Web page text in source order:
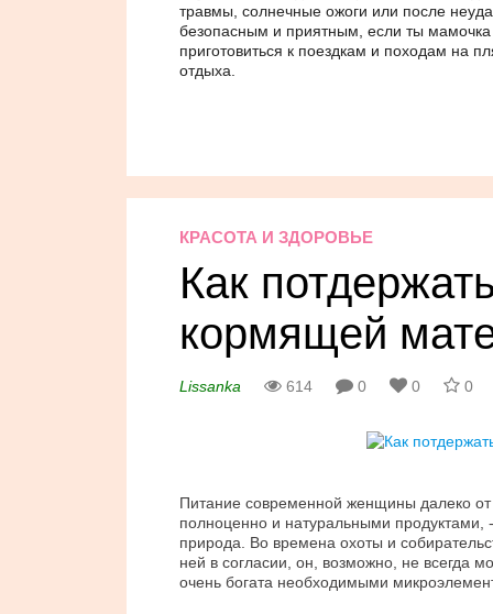
травмы, солнечные ожоги или после
безопасным и приятным, если ты мамочка
приготовиться к поездкам и походам на
отдыха.
КРАСОТА И ЗДОРОВЬЕ
Как
кормящей
Lissanka 614 0 0 0
Питание современной женщины далеко от
полноценно и натуральными продуктами,
природа. Во времена охоты и
ней в согласии, он, возможно, не всегда
очень богата необходимыми